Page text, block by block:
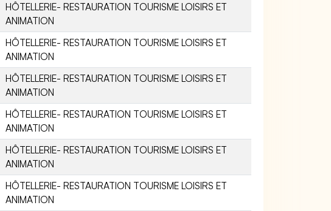
HÔTELLERIE- RESTAURATION TOURISME LOISIRS ET
ANIMATION
HÔTELLERIE- RESTAURATION TOURISME LOISIRS ET
ANIMATION
HÔTELLERIE- RESTAURATION TOURISME LOISIRS ET
ANIMATION
HÔTELLERIE- RESTAURATION TOURISME LOISIRS ET
ANIMATION
HÔTELLERIE- RESTAURATION TOURISME LOISIRS ET
ANIMATION
HÔTELLERIE- RESTAURATION TOURISME LOISIRS ET
ANIMATION